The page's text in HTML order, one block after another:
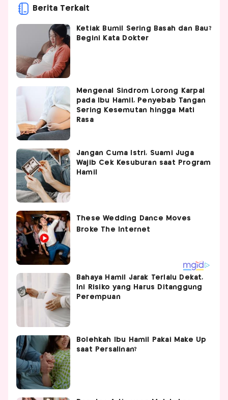
Berita Terkait
Ketiak Bumil Sering Basah dan Bau?
Begini Kata Dokter
Mengenal Sindrom Lorong Karpal
pada Ibu Hamil, Penyebab Tangan
Sering Kesemutan hingga Mati
Rasa
Jangan Cuma Istri, Suami Juga
Wajib Cek Kesuburan saat Program
Hamil
Bahaya Hamil Jarak Terlalu Dekat,
Ini Risiko yang Harus Ditanggung
Perempuan
Bolehkah Ibu Hamil Pakai Make Up
saat Persalinan?